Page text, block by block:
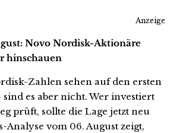
Anzeige
Novo Nordisk-Aktionäre
hinschauen
Zahlen sehen auf den ersten
es aber nicht. Wer investiert
prüft, sollte die Lage jetzt neu
Analyse vom 06. August zeigt,